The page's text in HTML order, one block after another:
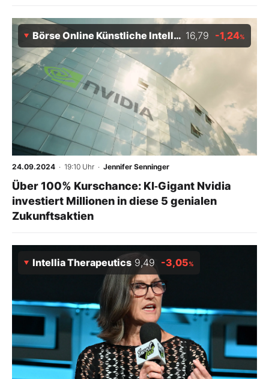
Börse Online Künstliche Intelligenz Index 16,79 -1,24%
24.09.2024 · 19:10 Uhr · Jennifer Senninger
Über 100% Kurschance: KI‑Gigant Nvidia
investiert Millionen in diese 5 genialen
Zukunftsaktien
Intellia Therapeutics 9,49 -3,05%